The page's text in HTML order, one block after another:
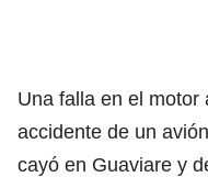
Una falla en el motor
accidente de un
cayó en Guaviare y